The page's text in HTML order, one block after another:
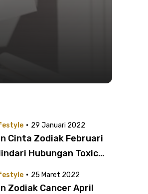
· 29 Januari 2022
Cinta Zodiak Februari
Hubungan Toxic
· 25 Maret 2022
Zodiak Cancer April